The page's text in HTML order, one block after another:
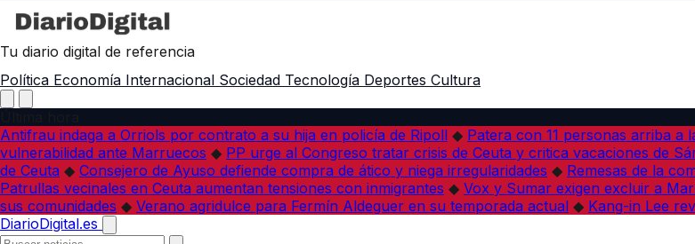
Tu diario digital de referencia
Política Economía Internacional Sociedad Tecnología Deportes Cultura
Antifrau indaga a Orriols por contrato a su hija en policía de Ripoll ◆ Patera con 11 personas arriba a
vulnerabilidad ante Marruecos ◆ PP urge al Congreso tratar crisis de Ceuta y critica vacaciones de
de Ceuta ◆ Consejero de Ayuso defiende compra de ático y niega irregularidades ◆ Remesas de la
Patrullas vecinales en Ceuta aumentan tensiones con inmigrantes ◆ Vox y Sumar exigen excluir a
sus comunidades ◆ Verano agridulce para Fermín Aldeguer en su temporada actual ◆ Kang-in Lee
DiarioDigital.es